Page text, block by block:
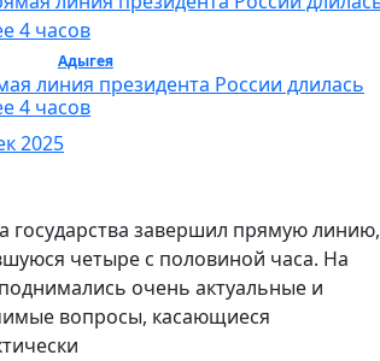
Адыгея/ Общество
линия президента России длилась
4 часов
2025
государства завершил прямую линию,
четыре с половиной часа. На
очень актуальные и
вопросы, касающиеся